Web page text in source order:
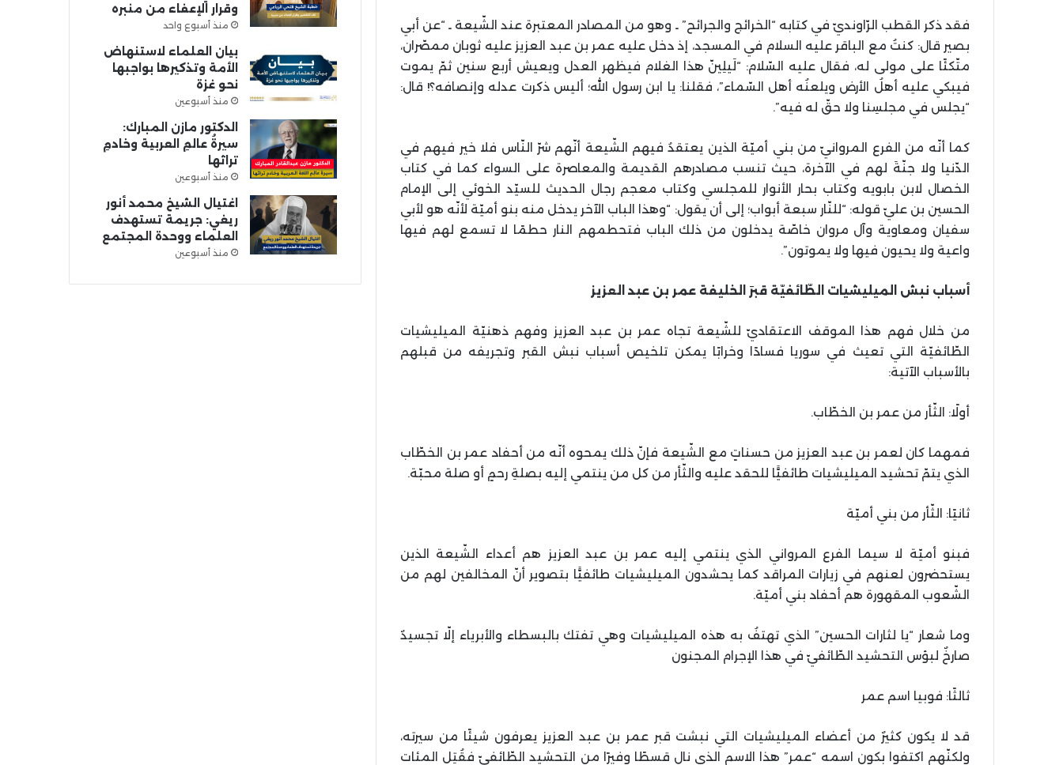
فقد ذكر القطب الرّاونديّ في كتابه “الخرائج والجرائح” ـ وهو من المصادر المعتبرة عند الشّيعة ـ “عن أبي
بصير قال: كنتُ مع الباقر عليه السلام في المسجد، إذ دخل عليه عمر بن عبد العزيز عليه ثوبان ممصّران،
متّكئًا على مولى له، فقال عليه السّلام: “لَيلِينّ هذا الغلام فيظهر العدل ويعيش أربع سنين ثمّ يموت
فيبكي عليه أهلُ الأرض ويلعنُه أهل السّماء”، فقلنا: يا ابن رسول الله؛ أليس ذكرت عدله وإنصافه؟! قال:
“يجلس في مجلسِنا ولا حقّ له فيه”.
كما أنّه من الفرع المروانيّ من بني أميّة الذين يعتقدُ فيهم الشّيعة أنّهم شرّ النّاس فلا خير فيهم في
الدّنيا ولا جنّةَ لهم في الآخرة، حيث تنسب مصادرهم القديمة والمعاصرة على السواء كما في كتاب
الخصال لابن بابويه وكتاب بحار الأنوار للمجلسي وكتاب معجم رجال الحديث للسيّد الخوئي إلى الإمام
الحسين بن عليّ قوله: “للنّار سبعة أبواب؛ إلى أن يقول: “وهذا الباب الآخر يدخل منه بنو أميّة لأنّه هو لأبي
سفيان ومعاوية وآل مروان خاصّة يدخلون من ذلك الباب فتحطمهم النار حطمًا لا تسمع لهم فيها
واعية ولا يحيون فيها ولا يموتون”.
أسباب نبش الميليشيات الطّائفيّة قبرَ الخليفة عمر بن عبد العزيز
من خلال فهم هذا الموقف الاعتقاديّ للشّيعة تجاه عمر بن عبد العزيز وفهم ذهنيّة الميليشيات
الطّائفيّة التي تعيث في سوريا فسادًا وخرابًا يمكن تلخيص أسباب نبش القبر وتجريفه من قبلهم
بالأسباب الآتية:
أولًا: الثّأر من عمر بن الخطّاب.
فمهما كان لعمر بن عبد العزيز من حسناتٍ مع الشّيعة فإنّ ذلك يمحوه أنّه من أحفاد عمر بن الخطّاب
الذي يتمّ تحشيد الميليشيات طائفيًّا للحقد عليه والثّأر من كل من ينتمي إليه بصلةِ رحمٍ أو صلة محبّة.
ثانيًا: الثّأر من بني أميّة
فبنو أميّة لا سيما الفرع المرواني الذي ينتمي إليه عمر بن عبد العزيز هم أعداء الشّيعة الذين
يستحضرون لعنهم في زيارات المراقد كما يحشدون الميليشيات طائفيًّا بتصوير أنّ المخالفين لهم من
الشّعوب المقهورة هم أحفاد بني أميّة.
وما شعار “يا لثارات الحسين” الذي تهتفُ به هذه الميليشيات وهي تفتك بالبسطاء والأبرياء إلّا تجسيدٌ
صارخٌ لبؤس التحشيد الطّائفيّ في هذا الإجرام المجنون
ثالثًا: فوبيا اسم عمر
قد لا يكون كثيرٌ من أعضاء الميليشيات التي نبشت قبر عمر بن عبد العزيز يعرفون شيئًا من سيرته،
ولكنّهم اكتفوا بكون اسمه “عمر” هذا الاسم الذي نال قسطًا وفيرًا من التحشيد الطّائفيّ فقُتِل المئات
وقرار الإعفاء من منبره
منذ أسبوع واحد
بيان العلماء لاستنهاض
الأمة وتذكيرها بواجبها
نحو غزة
منذ أسبوعين
الدكتور مازن المبارك:
سيرةُ عالمِ العربية وخادمِ
تراثها
منذ أسبوعين
اغتيال الشيخ محمد أنور
ريغي: جريمة تستهدف
العلماء ووحدة المجتمع
منذ أسبوعين